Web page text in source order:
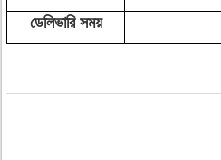
ডেলিভারি সময়